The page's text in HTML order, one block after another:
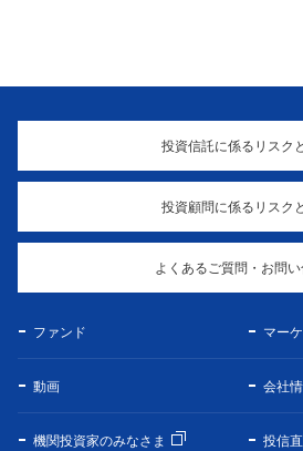
投資信託に係るリスク
投資顧問に係るリスク
よくあるご質問・お問
ファンド マー
動画 会社
機関投資家のみなさま 投信